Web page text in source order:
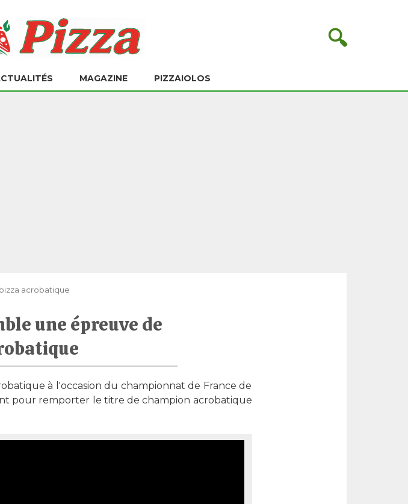
🔍
MAGAZINE PIZZAIOLOS
acrobatique
une épreuve de
à l'occasion du championnat de France de
pour remporter le titre de champion acrobatique